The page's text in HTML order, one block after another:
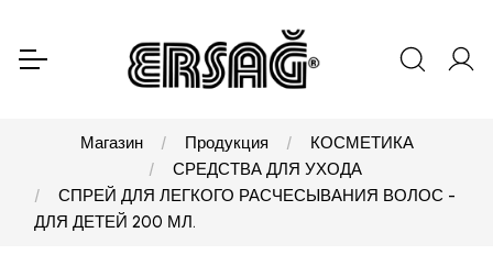
Магазин Продукция
КОСМЕТИКА
СРЕДСТВА ДЛЯ УХОДА
СПРЕЙ ДЛЯ ЛЕГКОГО РАСЧЕСЫВАНИЯ ВОЛОС -
ДЛЯ ДЕТЕЙ 200 МЛ.